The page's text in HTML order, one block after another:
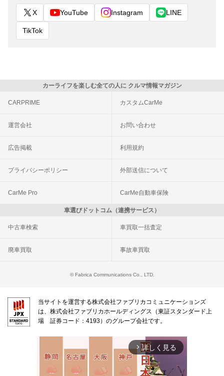
X YouTube Instagram LINE
TikTok
カーライフを楽しむ全ての人に クルマ情報マガジン
CARPRIME カスタムCarMe
運営会社 お問い合わせ
広告掲載 利用規約
プライバシーポリシー 外部送信について
CarMe Pro CarMe自動車保険
車選びドットコム（連携サービス）
中古車検索 車買取一括査定
廃車買取 事故車買取
© Fabrica Communications Co., LTD.
当サイトを運営する株式会社ファブリカコミュニケーションズ
は、株式会社ファブリカホールディングス（東証スタンダード上
場 証券コード：4193）のグループ会社です。
arrow_forward_ios 詳しく見る